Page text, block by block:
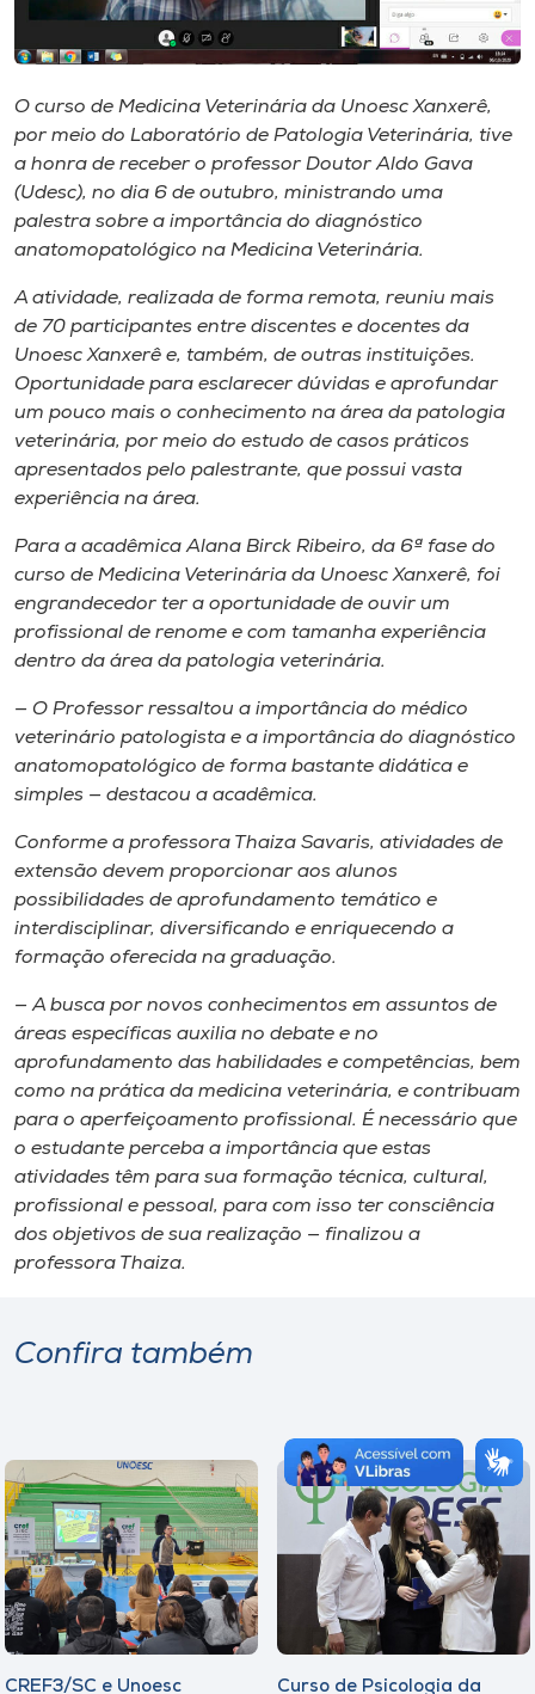
Museu
Unoesc
Store
Selecione
o idioma
A+
A-
O curso de Medicina Veterinária da Unoesc Xanxerê,
por meio do Laboratório de Patologia Veterinária, tive
a honra de receber o professor Doutor Aldo Gava
(Udesc), no dia 6 de outubro, ministrando uma
palestra sobre a importância do diagnóstico
anatomopatológico na Medicina Veterinária.
A atividade, realizada de forma remota, reuniu mais
de 70 participantes entre discentes e docentes da
Unoesc Xanxerê e, também, de outras instituições.
Oportunidade para esclarecer dúvidas e aprofundar
um pouco mais o conhecimento na área da patologia
veterinária, por meio do estudo de casos práticos
apresentados pelo palestrante, que possui vasta
experiência na área.
Para a acadêmica Alana Birck Ribeiro, da 6ª fase do
curso de Medicina Veterinária da Unoesc Xanxerê, foi
engrandecedor ter a oportunidade de ouvir um
profissional de renome e com tamanha experiência
dentro da área da patologia veterinária.
— O Professor ressaltou a importância do médico
veterinário patologista e a importância do diagnóstico
anatomopatológico de forma bastante didática e
simples — destacou a acadêmica.
Conforme a professora Thaiza Savaris, atividades de
extensão devem proporcionar aos alunos
possibilidades de aprofundamento temático e
interdisciplinar, diversificando e enriquecendo a
formação oferecida na graduação.
— A busca por novos conhecimentos em assuntos de
áreas específicas auxilia no debate e no
aprofundamento das habilidades e competências, bem
como na prática da medicina veterinária, e contribuam
para o aperfeiçoamento profissional. É necessário que
o estudante perceba a importância que estas
atividades têm para sua formação técnica, cultural,
profissional e pessoal, para com isso ter consciência
dos objetivos de sua realização — finalizou a
professora Thaiza.
Confira também
CREF3/SC e Unoesc Curso de Psicologia da